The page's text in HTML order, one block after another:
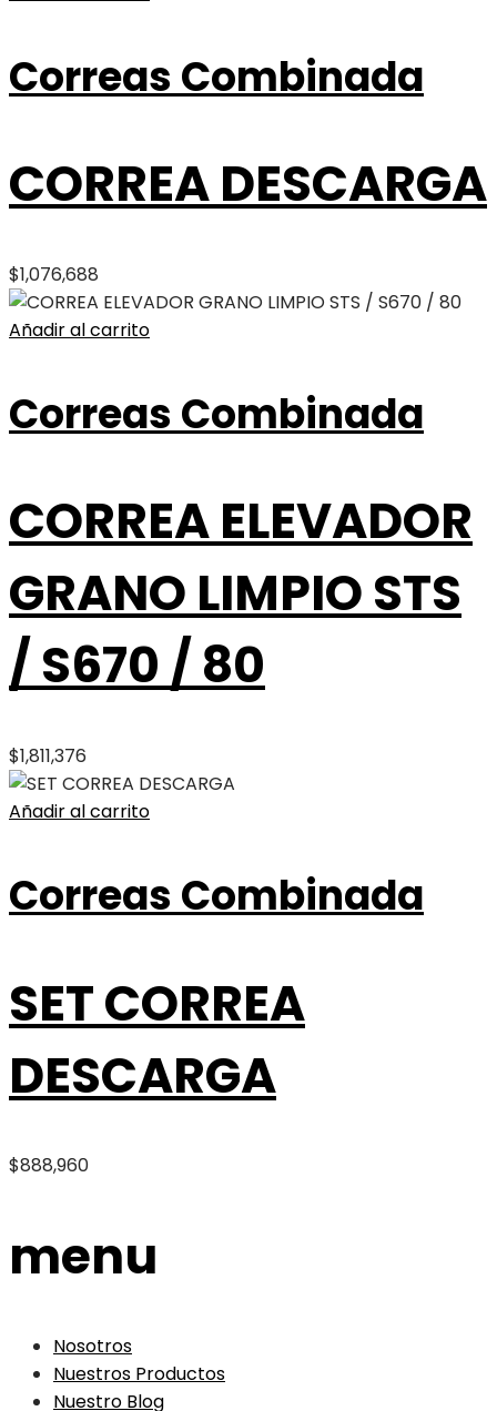
Correas Combinada
CORREA DESCARGA
$1,076,688
Añadir al carrito
Correas Combinada
CORREA ELEVADOR
GRANO LIMPIO STS
/ S670 / 80
$1,811,376
Añadir al carrito
Correas Combinada
SET CORREA
DESCARGA
$888,960
menu
Nosotros
Nuestros Productos
Nuestro Blog